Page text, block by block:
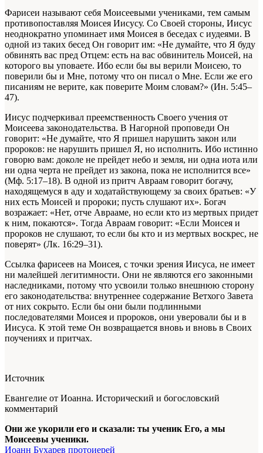
Фарисеи называют себя Моисеевыми учениками, тем самым
противопоставляя Моисея Иисусу. Со Своей стороны, Иисус
неоднократно упоминает имя Моисея в беседах с иудеями. В
одной из таких бесед Он говорит им: «Не думайте, что Я буду
обвинять вас пред Отцем: есть на вас обвинитель Моисей, на
которого вы уповаете. Ибо если бы вы верили Моисею, то
поверили бы и Мне, потому что он писал о Мне. Если же его
писаниям не верите, как поверите Моим словам?» (Ин. 5:45–
47).
Иисус подчеркивал преемственность Своего учения от
Моисеева законодательства. В Нагорной проповеди Он
говорит: «Не думайте, что Я пришел нарушить закон или
пророков: не нарушить пришел Я, но исполнить. Ибо истинно
говорю вам: доколе не прейдет небо и земля, ни одна иота или
ни одна черта не прейдет из закона, пока не исполнится все»
(Мф. 5:17–18). В одной из притч Авраам говорит богачу,
находящемуся в аду и ходатайствующему за своих братьев: «У
них есть Моисей и пророки; пусть слушают их». Богач
возражает: «Нет, отче Аврааме, но если кто из мертвых придет
к ним, покаются». Тогда Авраам говорит: «Если Моисея и
пророков не слушают, то если бы кто и из мертвых воскрес, не
поверят» (Лк. 16:29–31).
Ссылка фарисеев на Моисея, с точки зрения Иисуса, не имеет
ни малейшей легитимности. Они не являются его законными
наследниками, потому что усвоили только внешнюю сторону
его законодательства: внутреннее содержание Ветхого Завета
от них сокрыто. Если бы они были подлинными
последователями Моисея и пророков, они уверовали бы и в
Иисуса. К этой теме Он возвращается вновь и вновь в Своих
поучениях и притчах.
Источник
Евангелие от Иоанна. Исторический и богословский
комментарий
Они же укорили его и сказали: ты ученик Его, а мы
Моисеевы ученики.
Иоанн Бухарев протоиерей